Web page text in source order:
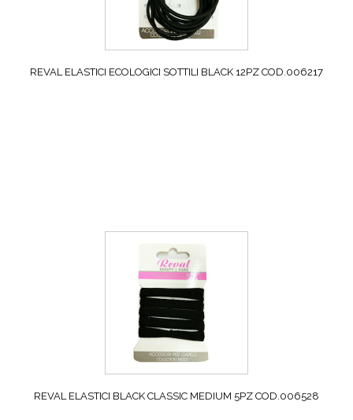
REVAL ELASTICI ECOLOGICI SOTTILI BLACK 12PZ COD.006217
REVAL ELASTICI BLACK CLASSIC MEDIUM 5PZ COD.006528